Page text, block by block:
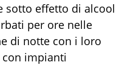
sotto effetto di alcool
per ore nelle
di notte con i loro
impianti